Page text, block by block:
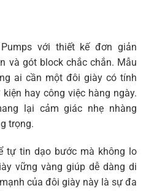
với thiết kế đơn giản
và gót block chắc chắn. Mẫu
ai cần một đôi giày có tính
hay công việc hàng ngày.
lại cảm giác nhẹ nhàng
trọng.
tự tin dạo bước mà không lo
vững vàng giúp dễ dàng di
của đôi giày này là sự đa